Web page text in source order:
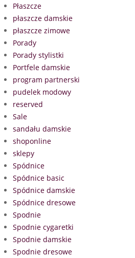
Płaszcze
płaszcze damskie
płaszcze zimowe
Porady
Porady stylistki
Portfele damskie
program partnerski
pudelek modowy
reserved
Sale
sandału damskie
shoponline
sklepy
Spódnice
Spódnice basic
Spódnice damskie
Spódnice dresowe
Spodnie
Spodnie cygaretki
Spodnie damskie
Spodnie dresowe